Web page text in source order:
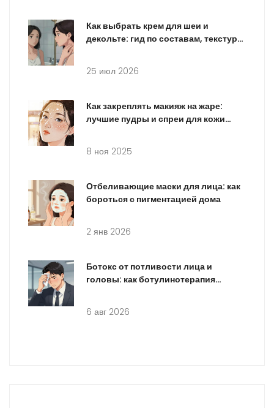
Как выбрать крем для шеи и
декольте: гид по составам, текстуре
25 июл 2026
Как закреплять макияж на жаре:
лучшие пудры и спреи для кожи
8 ноя 2025
Отбеливающие маски для лица: как
бороться с пигментацией дома
2 янв 2026
Ботокс от потливости лица и
головы: как ботулинотерапия
6 авг 2026